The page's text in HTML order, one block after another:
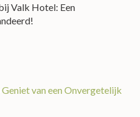
Valk Hotel: Een
Geniet van een Onvergetelijk